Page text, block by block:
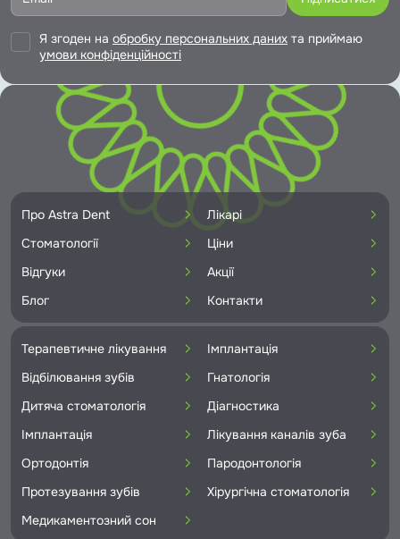
Я згоден на обробку персональних даних та приймаю
умови конфіденційності
Про Astra Dent
Лікарі
Стоматології
Ціни
Відгуки
Акції
Блог
Контакти
Терапевтичне лікування
Імплантація
Відбілювання зубів
Гнатологія
Дитяча стоматологія
Діагностика
Імплантація
Лікування каналів зуба
Ортодонтія
Пародонтологія
Протезування зубів
Хірургічна стоматологія
Медикаментозний сон